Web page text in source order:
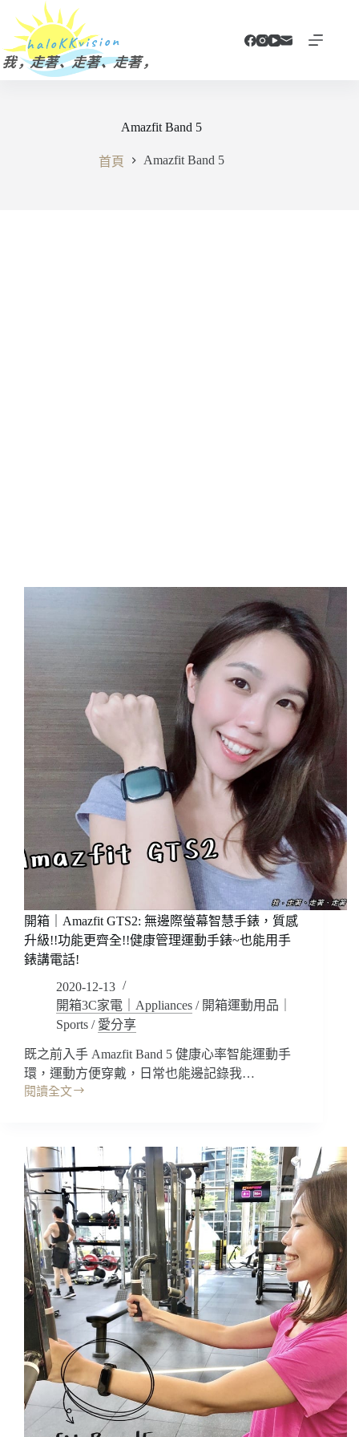
主
要
Amazfit Band 5
首頁 Amazfit Band 5
開箱｜Amazfit GTS2: 無邊際螢幕智慧手錶，質感
升級!!功能更齊全!!健康管理運動手錶~也能用手
錶講電話!
2020-12-13
開箱3C家電｜Appliances / 開箱運動用品｜
Sports / 愛分享
既之前入手 Amazfit Band 5 健康心率智能運動手
環，運動方便穿戴，日常也能邊記錄我…
閱讀全文
開
Amazfit
GTS2:
無
邊
際
螢
幕
智
慧
手
錶，
升
級!!
功
能